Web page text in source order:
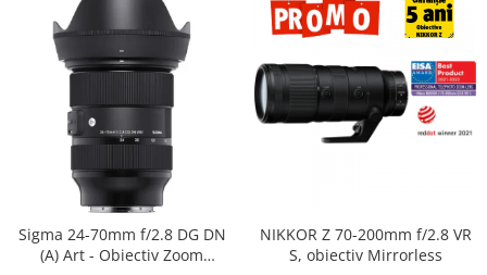
Imprimante
Scannere Documente
Hartie foto
Filme foto si scanere film
Materiale foto alb-negru
Aparate foto unica folosinta
Filme instant FUJI INSTAX
Chimicale developare film alb-
negru
Sigma 24-70mm f/2.8 DG DN
(A) Art - Obiectiv Zoom
NIKKOR Z 70-200mm f/2.8 VR
S, obiectiv Mirrorless